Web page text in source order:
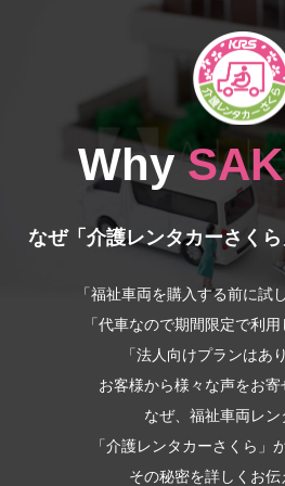
Why
なぜ「介護レンタカーさく
「福祉車両を購入する前に試
「代車なので期間限定で利用
「法人向けプランはあ
お客様から様々な声をお寄
なぜ、福祉車両レン
「介護レンタカーさくら」
その秘密を詳しくお伝